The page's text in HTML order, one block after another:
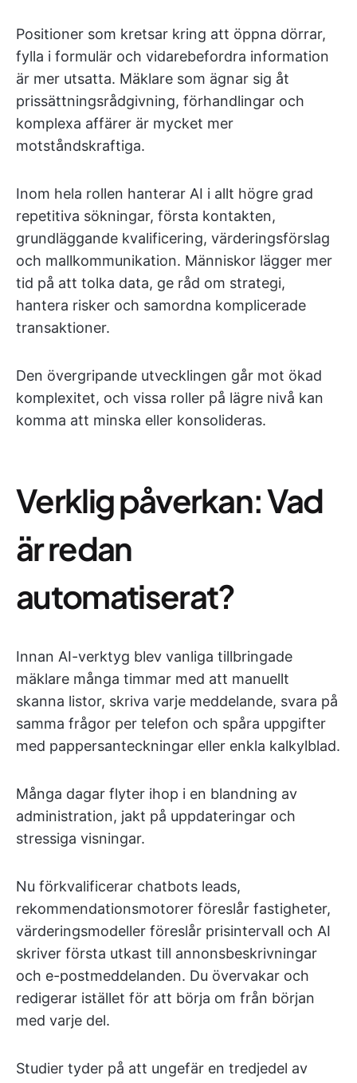
Positioner som kretsar kring att öppna dörrar,
fylla i formulär och vidarebefordra information
är mer utsatta. Mäklare som ägnar sig åt
prissättningsrådgivning, förhandlingar och
komplexa affärer är mycket mer
motståndskraftiga.
Inom hela rollen hanterar AI i allt högre grad
repetitiva sökningar, första kontakten,
grundläggande kvalificering, värderingsförslag
och mallkommunikation. Människor lägger mer
tid på att tolka data, ge råd om strategi,
hantera risker och samordna komplicerade
transaktioner.
Den övergripande utvecklingen går mot ökad
komplexitet, och vissa roller på lägre nivå kan
komma att minska eller konsolideras.
Verklig påverkan: Vad
är redan
automatiserat?
Innan AI-verktyg blev vanliga tillbringade
mäklare många timmar med att manuellt
skanna listor, skriva varje meddelande, svara på
samma frågor per telefon och spåra uppgifter
med pappersanteckningar eller enkla kalkylblad.
Många dagar flyter ihop i en blandning av
administration, jakt på uppdateringar och
stressiga visningar.
Nu förkvalificerar chatbots leads,
rekommendationsmotorer föreslår fastigheter,
värderingsmodeller föreslår prisintervall och AI
skriver första utkast till annonsbeskrivningar
och e-postmeddelanden. Du övervakar och
redigerar istället för att börja om från början
med varje del.
Studier tyder på att ungefär en tredjedel av